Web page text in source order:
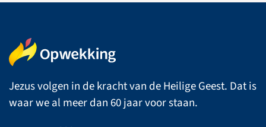
Jezus volgen in de kracht van de Heilige Geest. Dat is
waar we al meer dan 60 jaar voor staan.